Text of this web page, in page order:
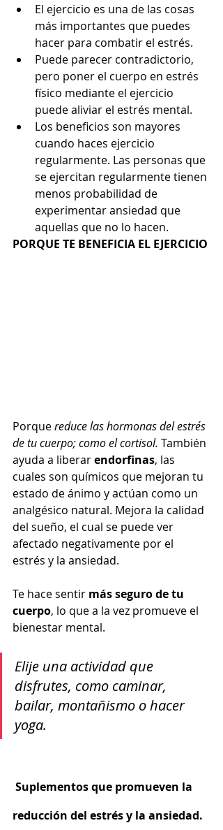
El ejercicio es una de las cosas
más importantes que puedes
hacer para combatir el estrés.
Puede parecer contradictorio,
pero poner el cuerpo en estrés
físico mediante el ejercicio
puede aliviar el estrés mental.
Los beneficios son mayores
cuando haces ejercicio
regularmente. Las personas que
se ejercitan regularmente tienen
menos probabilidad de
experimentar ansiedad que
aquellas que no lo hacen.
PORQUE TE BENEFICIA EL EJERCICIO
Porque reduce las hormonas del estrés
de tu cuerpo; como el cortisol. También
ayuda a liberar endorfinas, las
cuales son químicos que mejoran tu
estado de ánimo y actúan como un
analgésico natural. Mejora la calidad
del sueño, el cual se puede ver
afectado negativamente por el
estrés y la ansiedad.
Te hace sentir más seguro de tu
cuerpo, lo que a la vez promueve el
bienestar mental.
Elije una actividad que
disfrutes, como caminar,
bailar, montañismo o hacer
yoga.
reducción del estrés y la ansiedad.